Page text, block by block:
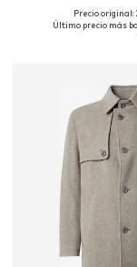
Tallas disponibles:
Precio original:
Último precio más